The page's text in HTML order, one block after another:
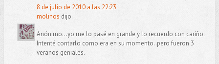
8 de julio de 2010 a las 22:23
molinos dijo...
Anónimo...yo me lo pasé en grande y lo recuerdo con cariño.
Intenté contarlo como era en su momento..pero fueron 3
veranos geniales.